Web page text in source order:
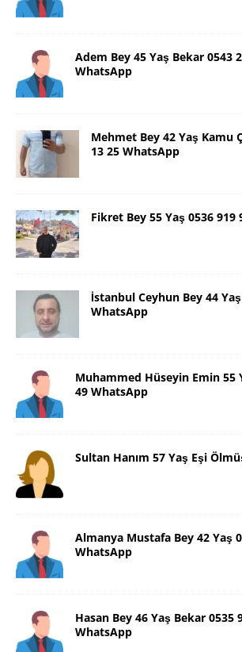
Adem Bey 45 Yaş Bekar 0543
WhatsApp
Mehmet Bey 42 Yaş Kamu
13 25 WhatsApp
Fikret Bey 55 Yaş 0536 919
İstanbul Ceyhun Bey 44
WhatsApp
Muhammed Hüseyin Emin 55
49 WhatsApp
Sultan Hanım 57 Yaş Eşi
Almanya Mustafa Bey 42 Yaş
WhatsApp
Hasan Bey 46 Yaş Bekar 0535
WhatsApp